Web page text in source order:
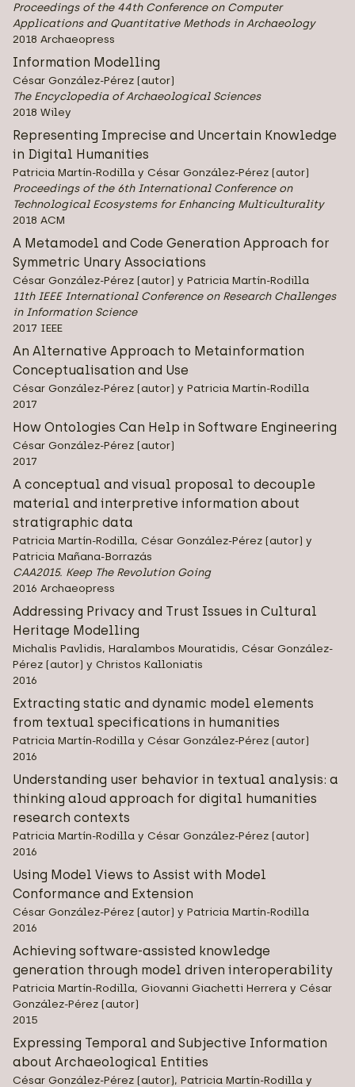
Proceedings of the 44th Conference on Computer
Applications and Quantitative Methods in Archaeology
2018 Archaeopress
Information Modelling
César González-Pérez (autor)
The Encyclopedia of Archaeological Sciences
2018 Wiley
Representing Imprecise and Uncertain Knowledge
in Digital Humanities
Patricia Martín-Rodilla y César González-Pérez (autor)
Proceedings of the 6th International Conference on
Technological Ecosystems for Enhancing Multiculturality
2018 ACM
A Metamodel and Code Generation Approach for
Symmetric Unary Associations
César González-Pérez (autor) y Patricia Martín-Rodilla
11th IEEE International Conference on Research Challenges
in Information Science
2017 IEEE
An Alternative Approach to Metainformation
Conceptualisation and Use
César González-Pérez (autor) y Patricia Martín-Rodilla
2017
How Ontologies Can Help in Software Engineering
César González-Pérez (autor)
2017
A conceptual and visual proposal to decouple
material and interpretive information about
stratigraphic data
Patricia Martín-Rodilla, César González-Pérez (autor) y
Patricia Mañana-Borrazás
CAA2015. Keep The Revolution Going
2016 Archaeopress
Addressing Privacy and Trust Issues in Cultural
Heritage Modelling
Michalis Pavlidis, Haralambos Mouratidis, César González-
Pérez (autor) y Christos Kalloniatis
2016
Extracting static and dynamic model elements
from textual specifications in humanities
Patricia Martín-Rodilla y César González-Pérez (autor)
2016
Understanding user behavior in textual analysis: a
thinking aloud approach for digital humanities
research contexts
Patricia Martín-Rodilla y César González-Pérez (autor)
2016
Using Model Views to Assist with Model
Conformance and Extension
César González-Pérez (autor) y Patricia Martín-Rodilla
2016
Achieving software-assisted knowledge
generation through model driven interoperability
Patricia Martín-Rodilla, Giovanni Giachetti Herrera y César
González-Pérez (autor)
2015
Expressing Temporal and Subjective Information
about Archaeological Entities
César González-Pérez (autor), Patricia Martín-Rodilla y